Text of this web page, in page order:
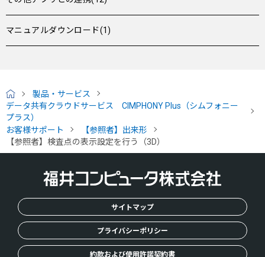
マニュアルダウンロード(1)
H
O
M
製品・サービス
データ共有クラウドサービス CIMPHONY Plus（シムフォニー
プラス）
お客様サポート
【参照者】出来形
【参照者】検査点の表示設定を行う（3D）
サイトマップ
プライバシーポリシー
約款および使用許諾契約書